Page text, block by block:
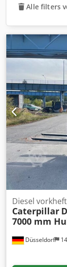
Alle filters
Düsseldorf
Diesel
Caterpillar
7000 mm